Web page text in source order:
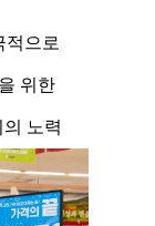
적으로
위한
노력